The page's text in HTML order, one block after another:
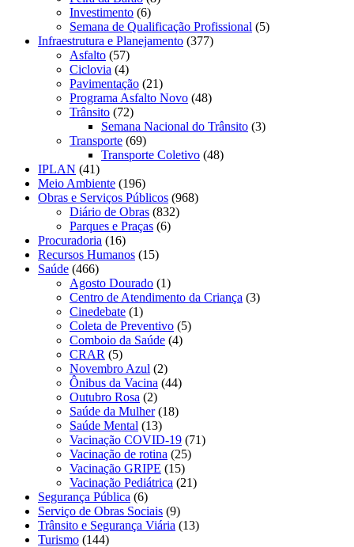
Investimento (6)
Semana de Qualificação Profissional (5)
Infraestrutura e Planejamento (377)
Asfalto (57)
Ciclovia (4)
Pavimentação (21)
Programa Asfalto Novo (48)
Trânsito (72)
Semana Nacional do Trânsito (3)
Transporte (69)
Transporte Coletivo (48)
IPLAN (41)
Meio Ambiente (196)
Obras e Serviços Públicos (968)
Diário de Obras (832)
Parques e Praças (6)
Procuradoria (16)
Recursos Humanos (15)
Saúde (466)
Agosto Dourado (1)
Centro de Atendimento da Criança (3)
Cinedebate (1)
Coleta de Preventivo (5)
Comboio da Saúde (4)
CRAR (5)
Novembro Azul (2)
Ônibus da Vacina (44)
Outubro Rosa (2)
Saúde da Mulher(18)
Saúde Mental (13)
Vacinação COVID-19 (71)
Vacinação de rotina (25)
Vacinação GRIPE (15)
Vacinação Pediátrica (21)
Segurança Pública (6)
Serviço de Obras Sociais (9)
Trânsito e Segurança Viária (13)
Turismo (144)